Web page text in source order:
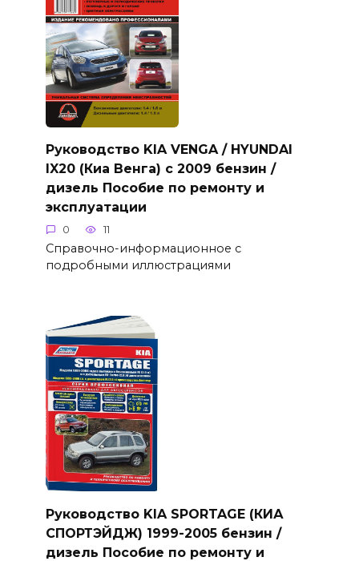
Руководство KIA VENGA / HYUNDAI
IX20 (Киа Венга) с 2009 бензин /
дизель Пособие по ремонту и
эксплуатации
0 11
Справочно-информационное с
подробными иллюстрациями
Руководство KIA SPORTAGE (КИА
СПОРТЭЙДЖ) 1999-2005 бензин /
дизель Пособие по ремонту и